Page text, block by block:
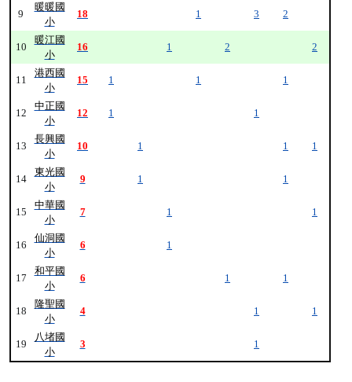
9
暖暖國
小
18 1 3 2
10
暖江國
小
16 1 2 2
11
港西國
小
15 1 1 1
12
中正國
小
12 1 1
13
長興國
小
10 1 1 1
14
東光國
小
9 1 1
15
中華國
小
7 1 1
16
仙洞國
小
6 1
17
和平國
小
6 1 1
18
隆聖國
小
4 1 1
19
八堵國
小
3 1